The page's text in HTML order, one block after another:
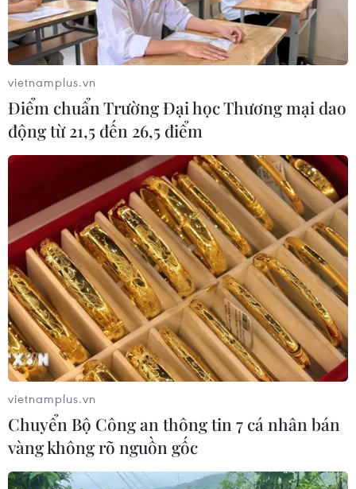
vietnamplus.vn
Điểm chuẩn Trường Đại học Thương mại dao
động từ 21,5 đến 26,5 điểm
vietnamplus.vn
Chuyển Bộ Công an thông tin 7 cá nhân bán
vàng không rõ nguồn gốc